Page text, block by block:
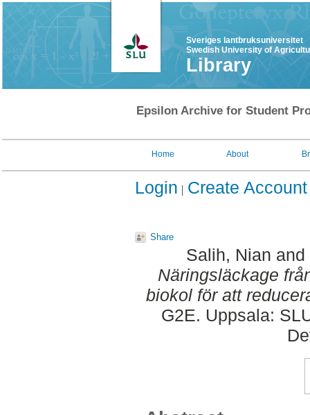
Sveriges lantbruksuniversitet
Swedish University of
Library
Epsilon Archive for Student
Home About
Login Create Account
Share
Salih, Nian and
Näringsläckage
biokol för att
G2E. Uppsala: